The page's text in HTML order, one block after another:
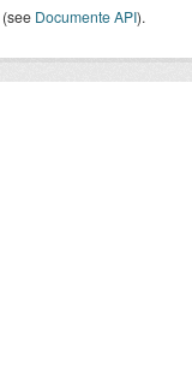
(see Documente API).